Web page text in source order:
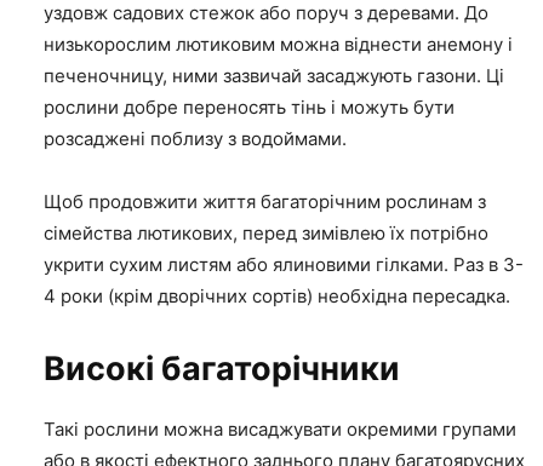
уздовж садових стежок або поруч з деревами. До
низькорослим лютиковим можна віднести анемону і
печеночницу, ними зазвичай засаджують газони. Ці
рослини добре переносять тінь і можуть бути
розсаджені поблизу з водоймами.
Щоб продовжити життя багаторічним рослинам з
сімейства лютикових, перед зимівлею їх потрібно
укрити сухим листям або ялиновими гілками. Раз в 3-
4 роки (крім дворічних сортів) необхідна пересадка.
Високі багаторічники
Такі рослини можна висаджувати окремими групами
або в якості ефектного заднього плану багатоярусних